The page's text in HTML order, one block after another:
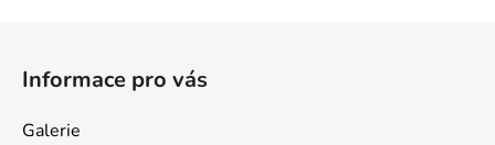
Informace pro vás
Galerie